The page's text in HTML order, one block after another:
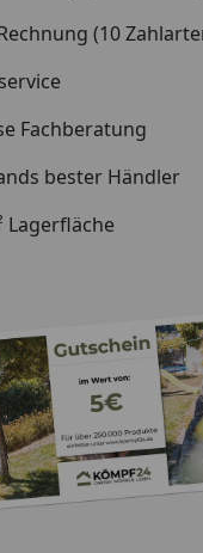
(10
Fachberatung
bester Händler
Lagerfläche